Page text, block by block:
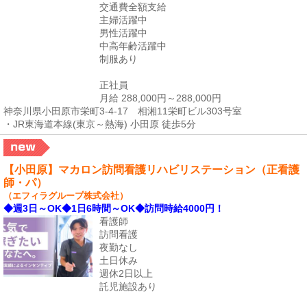
交通費全額支給
主婦活躍中
男性活躍中
中高年齢活躍中
制服あり
正社員
月給 288,000円～288,000円
神奈川県小田原市栄町3-4-17 相湘11栄町ビル303号室
・JR東海道本線(東京～熱海) 小田原 徒歩5分
【小田原】マカロン訪問看護リハビリステーション（正看護
師・パ）
（エフィラグループ株式会社）
◆週3日～OK◆1日6時間～OK◆訪問時給4000円！
看護師
訪問看護
夜勤なし
土日休み
週休2日以上
託児施設あり